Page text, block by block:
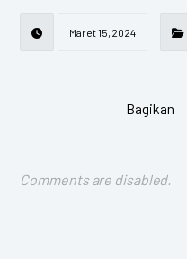
Maret 15, 2024
Comments are disabled.